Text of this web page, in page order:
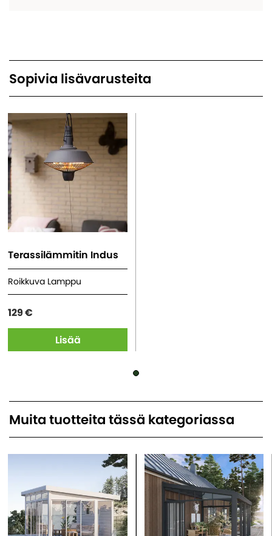
Sopivia lisävarusteita
Terassilämmitin Indus
Roikkuva Lamppu
129 €
Lisää
Muita tuotteita tässä kategoriassa